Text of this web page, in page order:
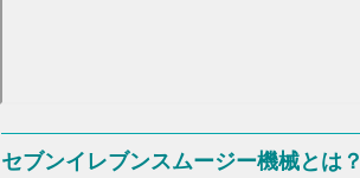
セブンイレブンスムージー機械とは？